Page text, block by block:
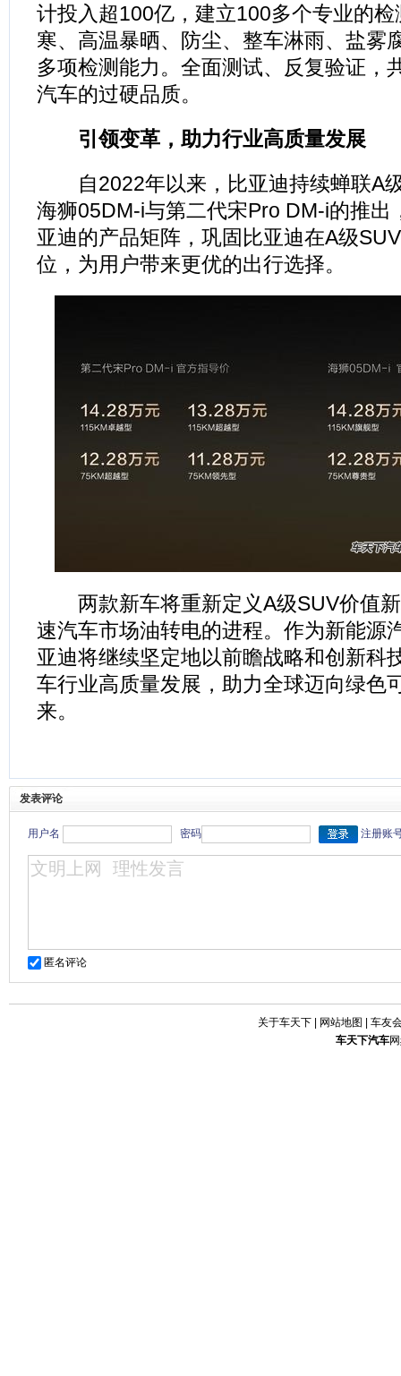
计投入超100亿，建立100多个专业的
寒、高温暴晒、防尘、整车淋雨、盐雾
多项检测能力。全面测试、反复验证，
汽车的过硬品质。
引领变革，助力行业高质量发展
自2022年以来，比亚迪持续蝉联A
海狮05DM-i与第二代宋Pro DM-i的推出
亚迪的产品矩阵，巩固比亚迪在A级
位，为用户带来更优的出行选择。
两款新车将重新定义A级SUV价值新
速汽车市场油转电的进程。作为新能源
亚迪将继续坚定地以前瞻战略和创新科
车行业高质量发展，助力全球迈向绿色
来。
发表评论
用户名 密码 注册账
匿名评论
关于车天下| 网站地图
车友
车天下汽车